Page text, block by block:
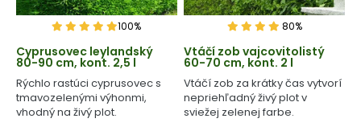
100%
Cyprusovec leylandský
80-90 cm, kont. 2,5 l
Rýchlo rastúci cyprusovec s
tmavozelenými výhonmi,
vhodný na živý plot.
80%
Vtáčí zob vajcovitolistý
60-70 cm, kont. 2 l
Vtáčí zob za krátky čas vytvorí
nepriehľadný živý plot v
sviežej zelenej farbe.